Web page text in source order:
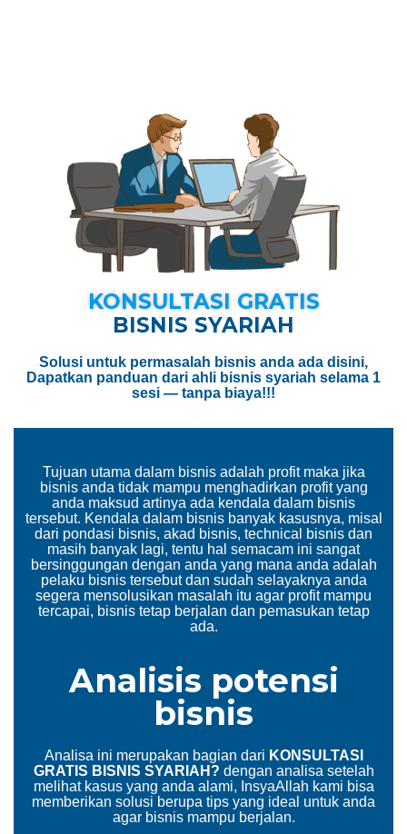
KONSULTASI GRATIS
BISNIS SYARIAH
Solusi untuk permasalah bisnis anda ada disini,
Dapatkan panduan dari ahli bisnis syariah selama 1
sesi — tanpa biaya!!!
Tujuan utama dalam bisnis adalah profit maka jika
bisnis anda tidak mampu menghadirkan profit yang
anda maksud artinya ada kendala dalam bisnis
tersebut. Kendala dalam bisnis banyak kasusnya, misal
dari pondasi bisnis, akad bisnis, technical bisnis dan
masih banyak lagi, tentu hal semacam ini sangat
bersinggungan dengan anda yang mana anda adalah
pelaku bisnis tersebut dan sudah selayaknya anda
segera mensolusikan masalah itu agar profit mampu
tercapai, bisnis tetap berjalan dan pemasukan tetap
ada.
Analisis potensi
bisnis
Analisa ini merupakan bagian dari KONSULTASI
GRATIS BISNIS SYARIAH? dengan analisa setelah
melihat kasus yang anda alami, InsyaAllah kami bisa
memberikan solusi berupa tips yang ideal untuk anda
agar bisnis mampu berjalan.